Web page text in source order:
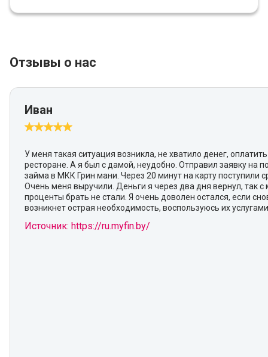
Отзывы о нас
Иван
У меня такая ситуация возникла, не хватило денег,
ресторане. А я был с дамой, неудобно. Отправил заявку на
займа в МКК Грин мани. Через 20 минут на карту поступили
Очень меня выручили. Деньги я через два дня вернул, так с
проценты брать не стали. Я очень доволен остался, если
возникнет острая необходимость, воспользуюсь их
Источник: https://ru.myfin.by/